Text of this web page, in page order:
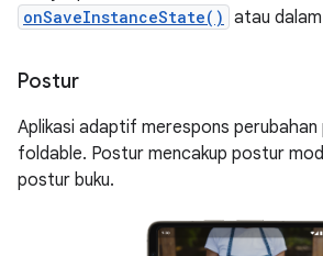
onSaveInstanceState() atau dalam
Postur
Aplikasi adaptif merespons
foldable. Postur mencakup postur
postur buku.